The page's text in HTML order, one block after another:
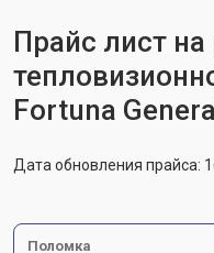
Прайс лист
Fortuna
Дата обновления прайса:
Поломка